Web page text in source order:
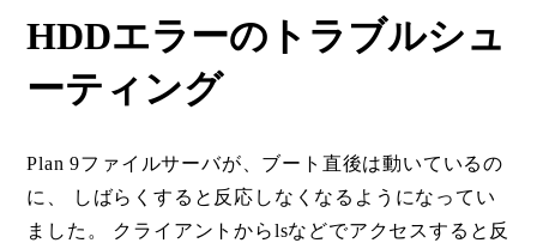
HDDエラーのトラブルシュ
ーティング
Plan 9ファイルサーバが、ブート直後は動いているの
に、 しばらくすると反応しなくなるようになってい
ました。 クライアントからlsなどでアクセスすると反